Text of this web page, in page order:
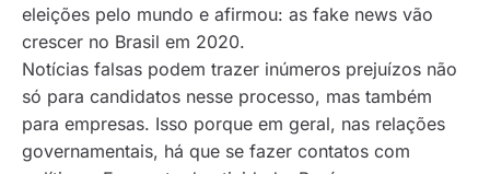
eleições pelo mundo e afirmou: as fake news vão
crescer no Brasil em 2020.
Notícias falsas podem trazer inúmeros prejuízos não
só para candidatos nesse processo, mas também
para empresas. Isso porque em geral, nas relações
governamentais, há que se fazer contatos com